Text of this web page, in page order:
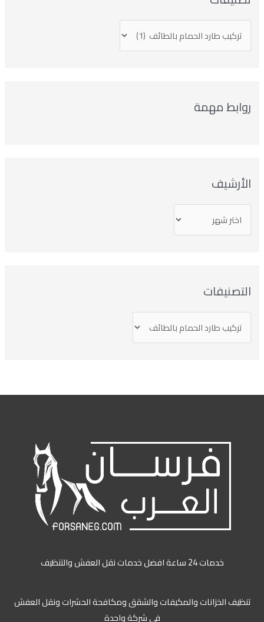
روابط مهمة
الأرشيف
التصنيفات
خدمات 24 ساعة افضل خدمات نقل العفش والتنظيف
تنظيف الخزانات والمكيفات والشقق ومكافحة الحشرات ونقل العفش
في شركة واحدة